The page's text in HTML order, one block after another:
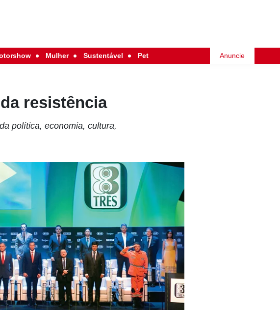
Mulher Sustentável Pet Anuncie
resistência
política, economia, cultura,